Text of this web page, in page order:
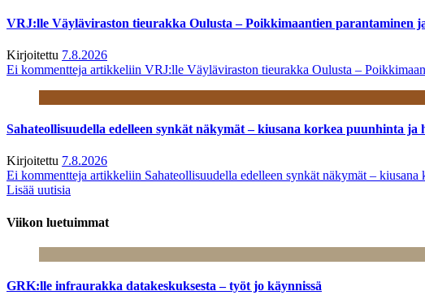
VRJ:lle Väyläviraston tieurakka Oulusta – Poikkimaantien parantaminen
Kirjoitettu 7.8.2026
Ei kommentteja artikkeliin VRJ:lle Väyläviraston tieurakka Oulusta –
Sahateollisuudella edelleen synkät näkymät – kiusana korkea puunhinta ja
Kirjoitettu 7.8.2026
Ei kommentteja artikkeliin Sahateollisuudella edelleen synkät näkymät –
Lisää uutisia
Viikon luetuimmat
GRK:lle infraurakka datakeskuksesta – työt jo käynnissä